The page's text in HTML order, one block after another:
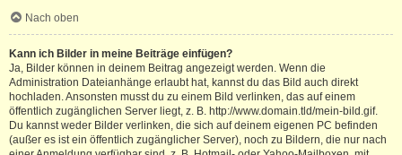
Nach oben
Kann ich Bilder in meine Beiträge einfügen?
Ja, Bilder können in deinem Beitrag angezeigt werden. Wenn die
Administration Dateianhänge erlaubt hat, kannst du das Bild auch direkt
hochladen. Ansonsten musst du zu einem Bild verlinken, das auf einem
öffentlich zugänglichen Server liegt, z. B. http://www.domain.tld/mein-bild.gif.
Du kannst weder Bilder verlinken, die sich auf deinem eigenen PC befinden
(außer es ist ein öffentlich zugänglicher Server), noch zu Bildern, die nur nach